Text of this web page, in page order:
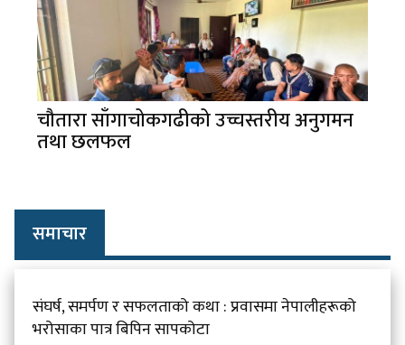
चौतारा साँगाचोकगढीको उच्चस्तरीय अनुगमन
तथा छलफल
समाचार
संघर्ष, समर्पण र सफलताको कथा : प्रवासमा नेपालीहरूको
भरोसाका पात्र बिपिन सापकोटा